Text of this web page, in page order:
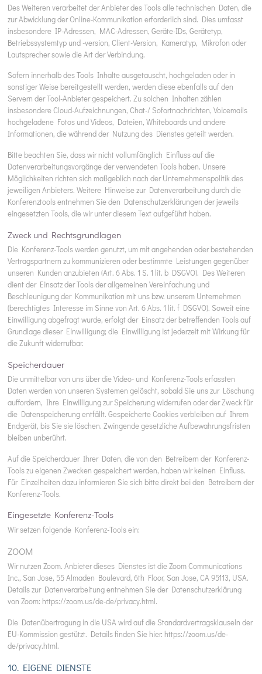
Des Weiteren verarbeitet der Anbieter des Tools alle technischen Daten, die
zur Abwicklung der Online-Kommunikation erforderlich sind. Dies umfasst
insbesondere IP-Adressen, MAC-Adressen, Geräte-IDs, Gerätetyp,
Betriebssystemtyp und -version, Client-Version, Kameratyp, Mikrofon oder
Lautsprecher sowie die Art der Verbindung.
Sofern innerhalb des Tools Inhalte ausgetauscht, hochgeladen oder in
sonstiger Weise bereitgestellt werden, werden diese ebenfalls auf den
Servern der Tool-Anbieter gespeichert. Zu solchen Inhalten zählen
insbesondere Cloud-Aufzeichnungen, Chat-/ Sofortnachrichten, Voicemails
hochgeladene Fotos und Videos, Dateien, Whiteboards und andere
Informationen, die während der Nutzung des Dienstes geteilt werden.
Bitte beachten Sie, dass wir nicht vollumfänglich Einfluss auf die
Datenverarbeitungsvorgänge der verwendeten Tools haben. Unsere
Möglichkeiten richten sich maßgeblich nach der Unternehmenspolitik des
jeweiligen Anbieters. Weitere Hinweise zur Datenverarbeitung durch die
Konferenztools entnehmen Sie den Datenschutzerklärungen der jeweils
eingesetzten Tools, die wir unter diesem Text aufgeführt haben.
Zweck und Rechtsgrundlagen
Die Konferenz-Tools werden genutzt, um mit angehenden oder bestehenden
Vertragspartnern zu kommunizieren oder bestimmte Leistungen gegenüber
unseren Kunden anzubieten (Art. 6 Abs. 1 S. 1 lit. b DSGVO). Des Weiteren
dient der Einsatz der Tools der allgemeinen Vereinfachung und
Beschleunigung der Kommunikation mit uns bzw. unserem Unternehmen
(berechtigtes Interesse im Sinne von Art. 6 Abs. 1 lit. f DSGVO). Soweit eine
Einwilligung abgefragt wurde, erfolgt der Einsatz der betreffenden Tools auf
Grundlage dieser Einwilligung; die Einwilligung ist jederzeit mit Wirkung für
die Zukunft widerrufbar.
Speicherdauer
Die unmittelbar von uns über die Video- und Konferenz-Tools erfassten
Daten werden von unseren Systemen gelöscht, sobald Sie uns zur Löschung
auffordern, Ihre Einwilligung zur Speicherung widerrufen oder der Zweck für
die Datenspeicherung entfällt. Gespeicherte Cookies verbleiben auf Ihrem
Endgerät, bis Sie sie löschen. Zwingende gesetzliche Aufbewahrungsfristen
bleiben unberührt.
Auf die Speicherdauer Ihrer Daten, die von den Betreibern der Konferenz-
Tools zu eigenen Zwecken gespeichert werden, haben wir keinen Einfluss.
Für Einzelheiten dazu informieren Sie sich bitte direkt bei den Betreibern der
Konferenz-Tools.
Eingesetzte Konferenz-Tools
Wir setzen folgende Konferenz-Tools ein:
ZOOM
Wir nutzen Zoom. Anbieter dieses Dienstes ist die Zoom Communications
Inc., San Jose, 55 Almaden Boulevard, 6th Floor, San Jose, CA 95113, USA.
Details zur Datenverarbeitung entnehmen Sie der Datenschutzerklärung
von Zoom: https://zoom.us/de-de/privacy.html.
Die Datenübertragung in die USA wird auf die Standardvertragsklauseln der
EU-Kommission gestützt. Details finden Sie hier: https://zoom.us/de-
de/privacy.html.
10. EIGENE DIENSTE